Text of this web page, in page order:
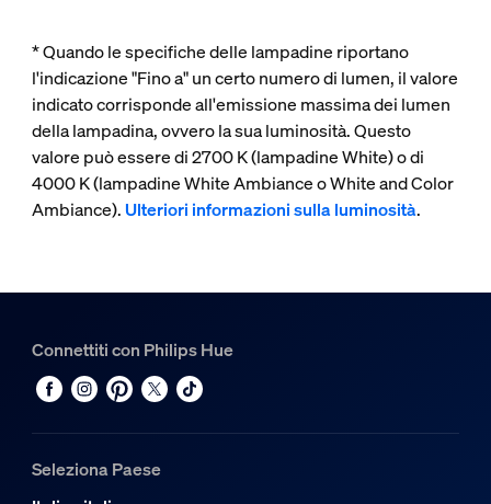
* Quando le specifiche delle lampadine riportano
l'indicazione "Fino a" un certo numero di lumen, il valore
indicato corrisponde all'emissione massima dei lumen
della lampadina, ovvero la sua luminosità. Questo
valore può essere di 2700 K (lampadine White) o di
4000 K (lampadine White Ambiance o White and Color
Ambiance).Ulteriori informazioni sulla luminosità.
Connettiti con Philips Hue
Seleziona Paese